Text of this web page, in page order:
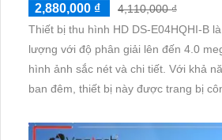
2,880,000 ₫
4,110,000 ₫
Thiết bị thu hình HD DS-E04HQHI-B
lượng với độ phân giải lên đến 4.0
hình ảnh sắc nét và chi tiết. Với khả năng xem được vào
ban đêm, thiết bị này được trang bị
cao và độ bền cao. Đầu ghi 4 kênh của thiết bị cũng hỗ trợ